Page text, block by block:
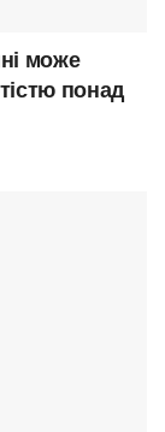
може
понад